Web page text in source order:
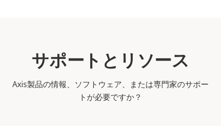
サポートとリソース
Axis製品の情報、ソフトウェア、または専門家のサポー
トが必要ですか？